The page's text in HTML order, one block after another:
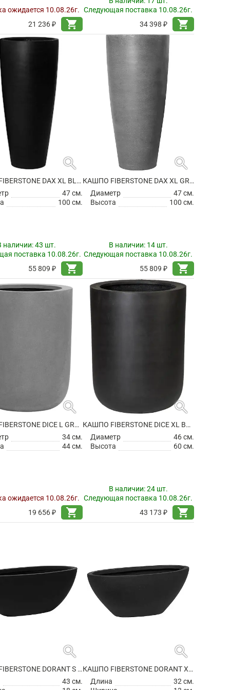
ожидается 10.08.26г.
21 236 ₽
shopping_cart
Следующая поставка 10.08.26г.
34 398 ₽
shopping_cart
search
КАШПО FIBERSTONE DAX XL BLACK
47 см.
100 см.
наличии:43 шт.
поставка 10.08.26г.
55 809 ₽
shopping_cart
search
КАШПО FIBERSTONE DAX XL GREY
Диаметр
47 см.
Высота
100 см.
В наличии: 14 шт.
Следующая поставка 10.08.26г.
55 809 ₽
shopping_cart
search
КАШПО FIBERSTONE DICE L GREY
34 см.
44 см.
ожидается 10.08.26г.
19 656 ₽
shopping_cart
search
КАШПО FIBERSTONE DICE XL BLACK
Диаметр
46 см.
Высота
60 см.
В наличии:24 шт.
Следующая поставка 10.08.26г.
43 173 ₽
shopping_cart
search
КАШПО FIBERSTONE DORANT S MATT BLACK
43 см.
search
КАШПО FIBERSTONE DORANT XS MATT BLACK
Длина
32 см.